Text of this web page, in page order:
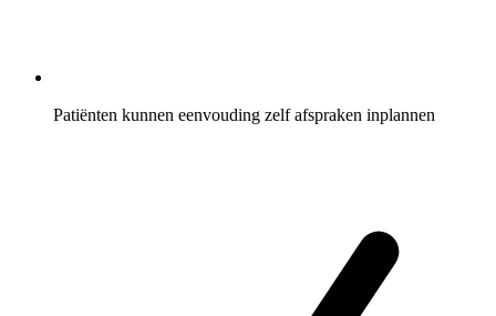
Patiënten kunnen eenvouding zelf afspraken inplannen